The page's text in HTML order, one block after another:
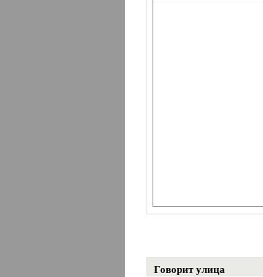
Говорит улица